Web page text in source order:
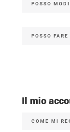
POSSO
POSSO FARE
Il mio
COME MI